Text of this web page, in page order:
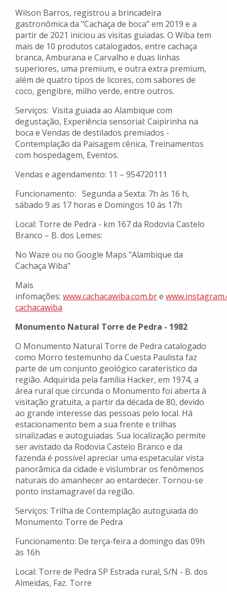
Wilson Barros, registrou a brincadeira
gastronômica da "Cachaça de boca" em 2019 e a
partir de 2021 iniciou as visitas guiadas. O Wiba tem
mais de 10 produtos catalogados, entre cachaça
branca, Amburana e Carvalho e duas linhas
superiores, uma premium, e outra extra premium,
além de quatro tipos de licores, com sabores de
coco, gengibre, milho verde, entre outros.
Serviços: Visita guiada ao Alambique com
degustação, Experiência sensorial: Caipirinha na
boca e Vendas de destilados premiados -
Contemplação da Paisagem cênica, Treinamentos
com hospedagem, Eventos.
Vendas e agendamento: 11 – 954720111
Funcionamento: Segunda a Sexta: 7h às 16 h,
sábado 9 as 17 horas e Domingos 10 às 17h
Local: Torre de Pedra - km 167 da Rodovia Castelo
Branco – B. dos Lemes:
No Waze ou no Google Maps "Alambique da
Cachaça Wiba"
Mais
infomações: www.cachacawiba.com.bre
cachacawiba
Monumento Natural Torre de Pedra - 1982
O Monumento Natural Torre de Pedra catalogado
como Morro testemunho da Cuesta Paulista faz
parte de um conjunto geológico caraterístico da
região. Adquirida pela família Hacker, em 1974, a
área rural que circunda o Monumento foi aberta à
visitação gratuita, a partir da década de 80, devido
ao grande interesse das pessoas pelo local. Há
estacionamento bem a sua frente e trilhas
sinalizadas e autoguiadas. Sua localização permite
ser avistado da Rodovia Castelo Branco e da
fazenda é possível apreciar uma espetacular vista
panorâmica da cidade e vislumbrar os fenômenos
naturais do amanhecer ao entardecer. Tornou-se
ponto instamagravel da região.
Serviços: Trilha de Contemplação autoguiada do
Monumento Torre de Pedra
Funcionamento: De terça-feira a domingo das 09h
às 16h
Local: Torre de Pedra SP Estrada rural, S/N - B. dos
Almeidas, Faz. Torre